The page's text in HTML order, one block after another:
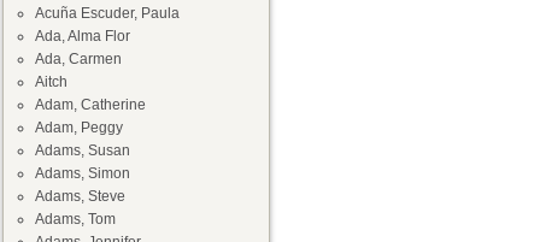
Acuña Escuder, Paula
Ada, Alma Flor
Ada, Carmen
Aitch
Adam, Catherine
Adam, Peggy
Adams, Susan
Adams, Simon
Adams, Steve
Adams, Tom